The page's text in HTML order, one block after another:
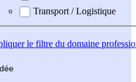
Transport / Logistique
le filtre du domaine